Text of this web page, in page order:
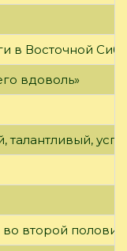
в Восточной
вдоволь»
талантливый,
второй